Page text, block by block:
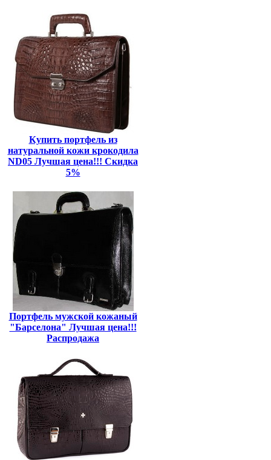
Купить портфель из
натуральной кожи крокодила
ND05 Лучшая цена!!! Скидка
5%
Портфель мужской кожаный
"Барселона" Лучшая цена!!!
Распродажа